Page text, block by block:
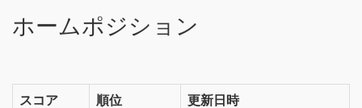
ホームポジション
スコア 順位 更新日時